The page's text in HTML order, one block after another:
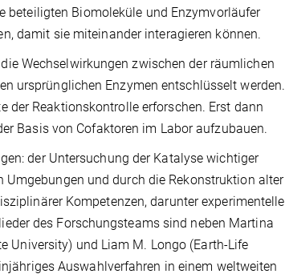
beteiligten Biomoleküle und Enzymvorläufer
damit sie miteinander interagieren können.
Wechselwirkungen zwischen der räumlichen
ursprünglichen Enzymen entschlüsselt werden.
der Reaktionskontrolle erforschen. Erst dann
Basis von Cofaktoren im Labor aufzubauen.
der Untersuchung der Katalyse wichtiger
und durch die Rekonstruktion alter
Kompetenzen, darunter experimentelle
des Forschungsteams sind neben Martina
University) und Liam M. Longo (Earth-Life
Auswahlverfahren in einem weltweiten